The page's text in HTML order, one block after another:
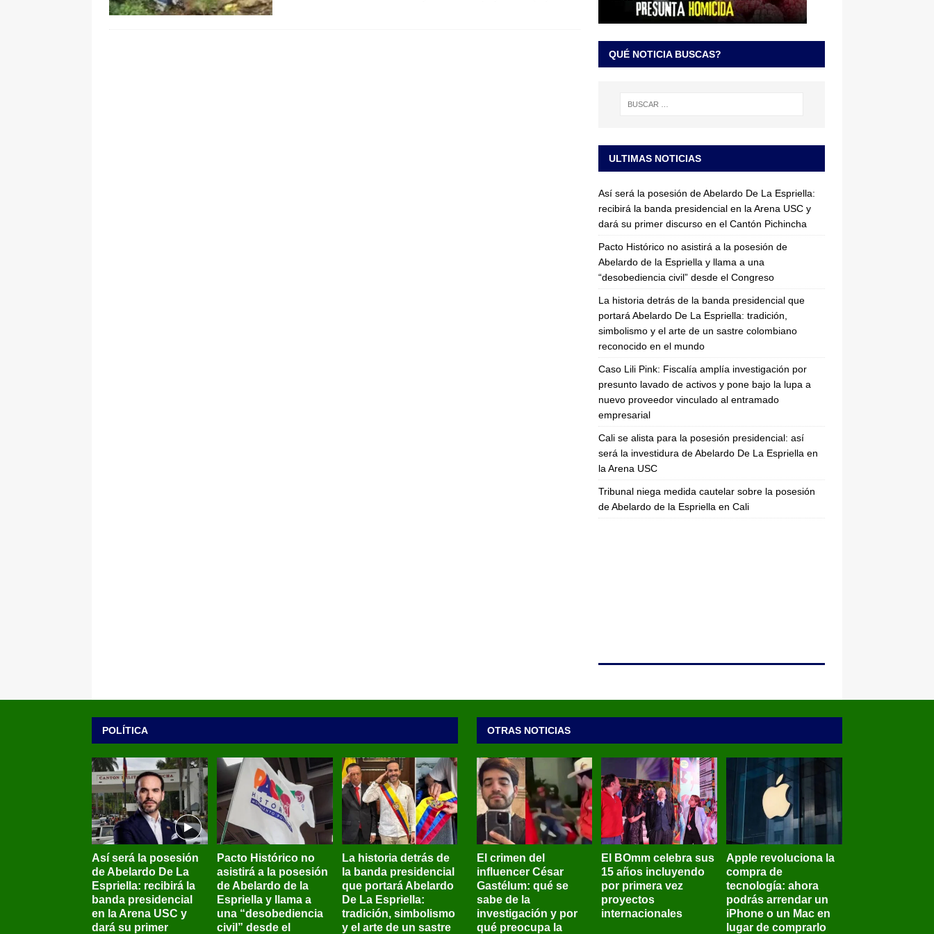
pone bajo la lupa a nuevo proveedor vinculado al entramado empresarial
QUÉ NOTICIA BUSCAS?
ULTIMAS NOTICIAS
Así será la posesión de Abelardo De La Espriella:
recibirá la banda presidencial en la Arena USC y
dará su primer discurso en el Cantón Pichincha
Pacto Histórico no asistirá a la posesión de
Abelardo de la Espriella y llama a una
“desobediencia civil” desde el Congreso
La historia detrás de la banda presidencial que
portará Abelardo De La Espriella: tradición,
simbolismo y el arte de un sastre colombiano
reconocido en el mundo
Caso Lili Pink: Fiscalía amplía investigación por
presunto lavado de activos y pone bajo la lupa a
nuevo proveedor vinculado al entramado
empresarial
Cali se alista para la posesión presidencial: así
será la investidura de Abelardo De La Espriella en
la Arena USC
Tribunal niega medida cautelar sobre la posesión
de Abelardo de la Espriella en Cali
POLÍTICA
Así será la posesión
de Abelardo De La
Espriella: recibirá la
banda presidencial
en la Arena USC y
dará su primer
Pacto Histórico no
asistirá a la posesión
de Abelardo de la
Espriella y llama a
una “desobediencia
civil” desde el
La historia detrás de
la banda presidencial
que portará Abelardo
De La Espriella:
tradición, simbolismo
y el arte de un sastre
OTRAS NOTICIAS
El crimen del
influencer César
Gastélum: qué se
sabe de la
investigación y por
qué preocupa la
El BOmm celebra sus
15 años incluyendo
por primera vez
proyectos
internacionales
Apple revoluciona la
compra de
tecnología: ahora
podrás arrendar un
iPhone o un Mac en
lugar de comprarlo